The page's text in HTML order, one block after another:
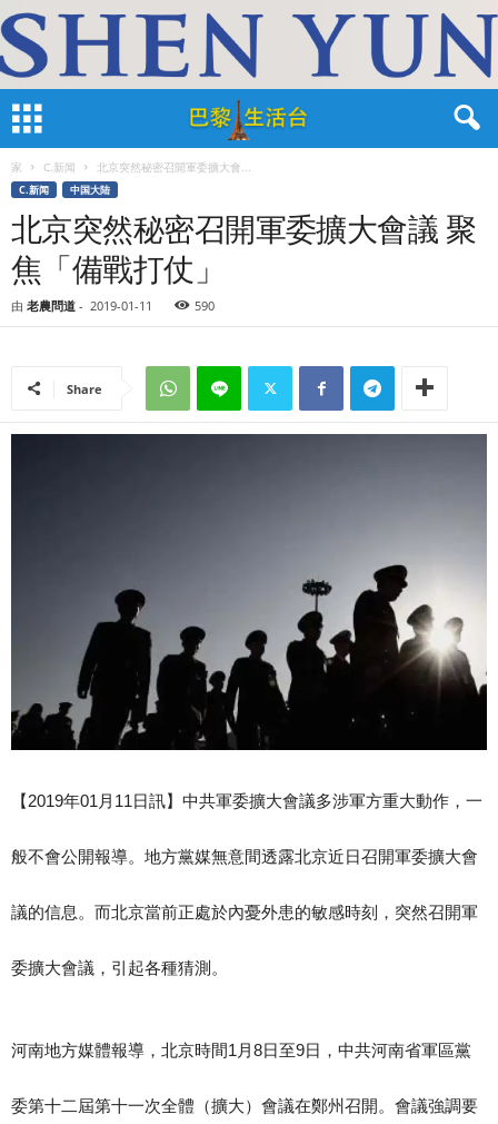
家 C.新闻 北京突然秘密召開軍委擴大會...
C.新闻 中国大陆
北京突然秘密召開軍委擴大會議 聚
焦「備戰打仗」
由 老農問道 - 2019-01-11 590
Share
【2019年01月11日訊】中共軍委擴大會議多涉軍方重大動作，一
般不會公開報導。地方黨媒無意間透露北京近日召開軍委擴大會
議的信息。而北京當前正處於內憂外患的敏感時刻，突然召開軍
委擴大會議，引起各種猜測。
河南地方媒體報導，北京時間1月8日至9日，中共河南省軍區黨
委第十二屆第十一次全體（擴大）會議在鄭州召開。會議強調要